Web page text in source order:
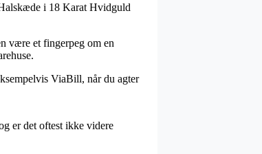
i 18 Karat Hvidguld
være et fingerpeg om en
ViaBill, når du agter
er det oftest ikke videre